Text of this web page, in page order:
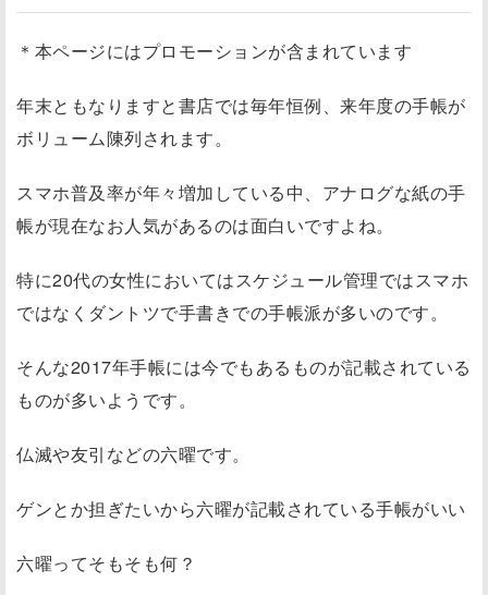
＊本ページにはプロモーションが含まれています
年末ともなりますと書店では毎年恒例、来年度の手帳が
ボリューム陳列されます。
スマホ普及率が年々増加している中、アナログな紙の手
帳が現在なお人気があるのは面白いですよね。
特に20代の女性においてはスケジュール管理ではスマホ
ではなくダントツで手書きでの手帳派が多いのです。
そんな2017年手帳には今でもあるものが記載されている
ものが多いようです。
仏滅や友引などの六曜です。
ゲンとか担ぎたいから六曜が記載されている手帳がいい
六曜ってそもそも何？